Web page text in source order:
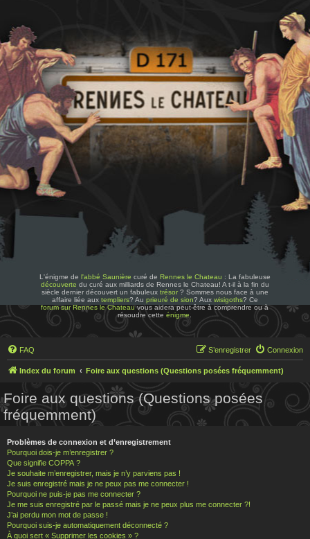
L'énigme de l'abbé Saunière curé de Rennes le Chateau : La fabuleuse
découverte du curé aux milliards de Rennes le Chateau! A t-il à la fin du
siècle dernier découvert un fabuleux trésor? Sommes nous face à une
affaire liée aux templiers? Au prieuré de sion? Aux wisigoths? Ce
forum sur Rennes le Chateauvous aidera peut-être à comprendre ou à
résoudre cetteénigme
FAQ Connexion
S’enregistrer
Index du forum Foire aux questions (Questions posées fréquemment)
Foire aux questions (Questions posées
fréquemment)
Problèmes de connexion et d’enregistrement
Pourquoi dois-je m’enregistrer ?
Que signifie COPPA ?
Je souhaite m’enregistrer, mais je n’y parviens pas !
Je suis enregistré mais je ne peux pas me connecter !
Pourquoi ne puis-je pas me connecter ?
Je me suis enregistré par le passé mais je ne peux plus me connecter ?!
J’ai perdu mon mot de passe !
Pourquoi suis-je automatiquement déconnecté ?
À quoi sert « Supprimer les cookies » ?